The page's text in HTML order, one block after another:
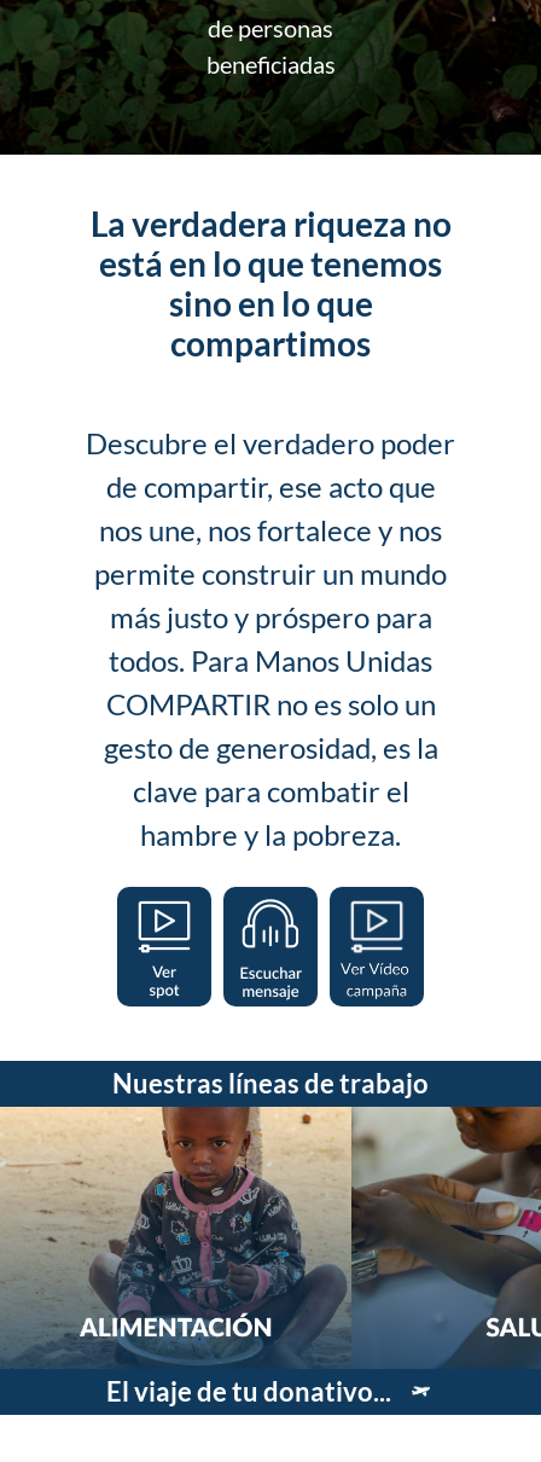
de personas
beneficiadas
La verdadera riqueza no
está en lo que tenemos
sino en lo que
compartimos
Descubre el verdadero poder
de compartir, ese acto que
nos une, nos fortalece y nos
permite construir un mundo
más justo y próspero para
todos. Para Manos Unidas
COMPARTIR no es solo un
gesto de generosidad, es la
clave para combatir el
hambre y la pobreza.
Nuestras líneas de trabajo
El viaje de tu donativo...